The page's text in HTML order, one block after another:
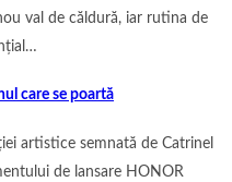
val de căldură, iar rutina de
care se poartă
artistice semnată de Catrinel
de lansare HONOR